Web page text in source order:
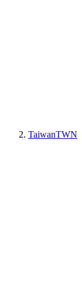
TaiwanTWN